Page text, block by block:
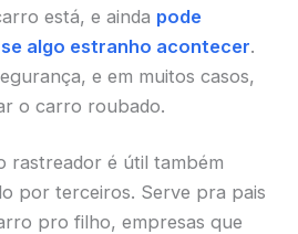
está, e ainda pode
algo estranho acontecer.
e em muitos casos,
o carro roubado.
rastreador é útil também
por terceiros. Serve pra pais
pro filho, empresas que